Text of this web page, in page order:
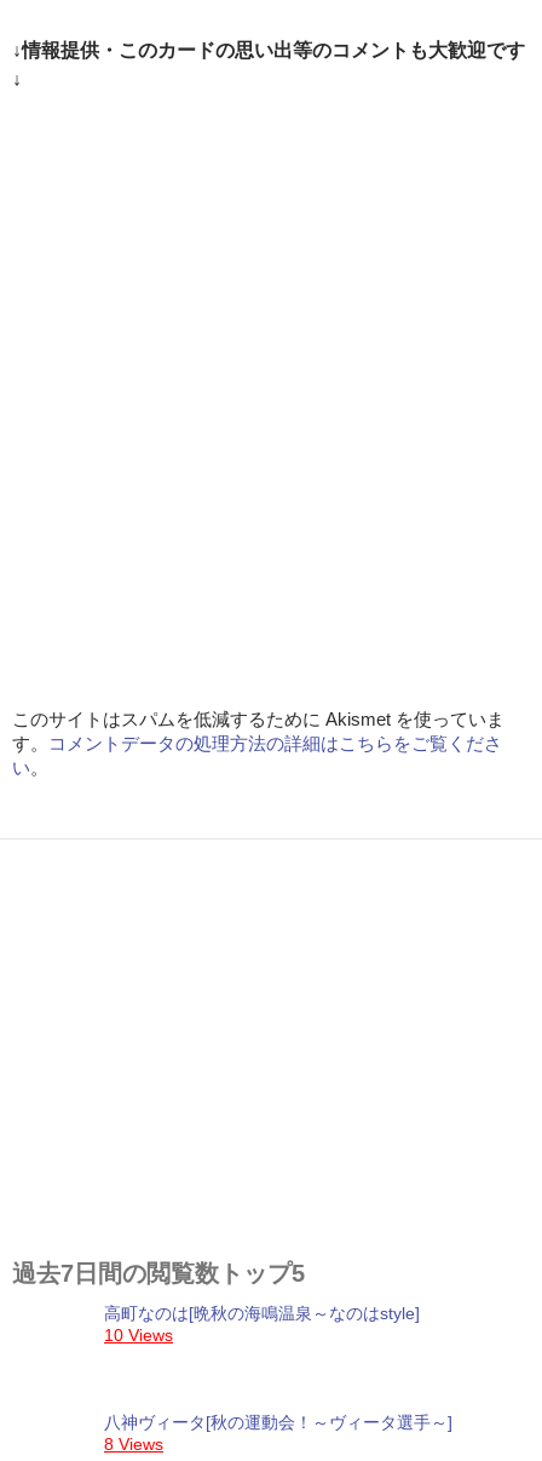
ー
シ
↓情報提供・このカードの思い出等のコメントも大歓迎です
↓
このサイトはスパムを低減するために Akismet を使っていま
す。
コメントデータの処理方法の詳細はこちらをご覧くださ
い。
過去7日間の閲覧数トップ5
高町なのは[晩秋の海鳴温泉～なのはstyle]
10 Views
八神ヴィータ[秋の運動会！～ヴィータ選手～]
8 Views